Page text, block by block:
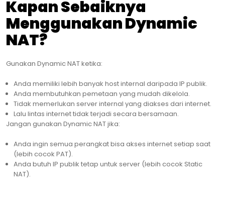
Kapan Sebaiknya
Menggunakan Dynamic
NAT?
Gunakan Dynamic NAT ketika:
Anda memiliki lebih banyak host internal daripada IP publik.
Anda membutuhkan pemetaan yang mudah dikelola.
Tidak memerlukan server internal yang diakses dari internet.
Lalu lintas internet tidak terjadi secara bersamaan.
Jangan gunakan Dynamic NAT jika:
Anda ingin semua perangkat bisa akses internet setiap saat
(lebih cocok PAT).
Anda butuh IP publik tetap untuk server (lebih cocok Static
NAT).